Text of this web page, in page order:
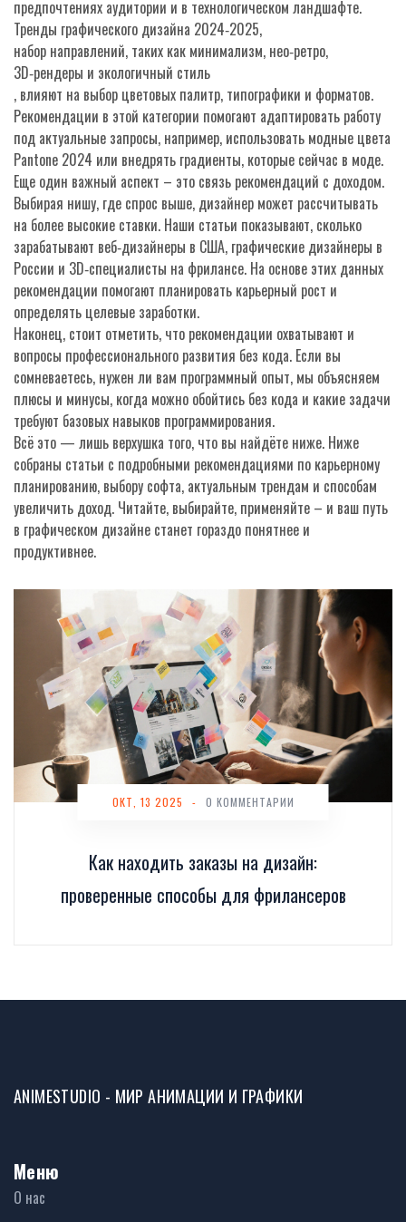
предпочтениях аудитории и в технологическом ландшафте.
Тренды графического дизайна 2024‑2025,
набор направлений, таких как минимализм, нео‑ретро,
3D‑рендеры и экологичный стиль
, влияют на выбор цветовых палитр, типографики и форматов.
Рекомендации в этой категории помогают адаптировать работу
под актуальные запросы, например, использовать модные цвета
Pantone 2024 или внедрять градиенты, которые сейчас в моде.
Еще один важный аспект – это связь рекомендаций с доходом.
Выбирая нишу, где спрос выше, дизайнер может рассчитывать
на более высокие ставки. Наши статьи показывают, сколько
зарабатывают веб‑дизайнеры в США, графические дизайнеры в
России и 3D‑специалисты на фрилансе. На основе этих данных
рекомендации помогают планировать карьерный рост и
определять целевые заработки.
Наконец, стоит отметить, что рекомендации охватывают и
вопросы профессионального развития без кода. Если вы
сомневаетесь, нужен ли вам программный опыт, мы объясняем
плюсы и минусы, когда можно обойтись без кода и какие задачи
требуют базовых навыков программирования.
Всё это — лишь верхушка того, что вы найдёте ниже. Ниже
собраны статьи с подробными рекомендациями по карьерному
планированию, выбору софта, актуальным трендам и способам
увеличить доход. Читайте, выбирайте, применяйте – и ваш путь
в графическом дизайне станет гораздо понятнее и
продуктивнее.
Как находить заказы на дизайн:
проверенные способы для фрилансеров
ОКТ, 13 2025 - 0 КОММЕНТАРИИ
ANIMESTUDIO - МИР АНИМАЦИИ И ГРАФИКИ
Меню
О нас